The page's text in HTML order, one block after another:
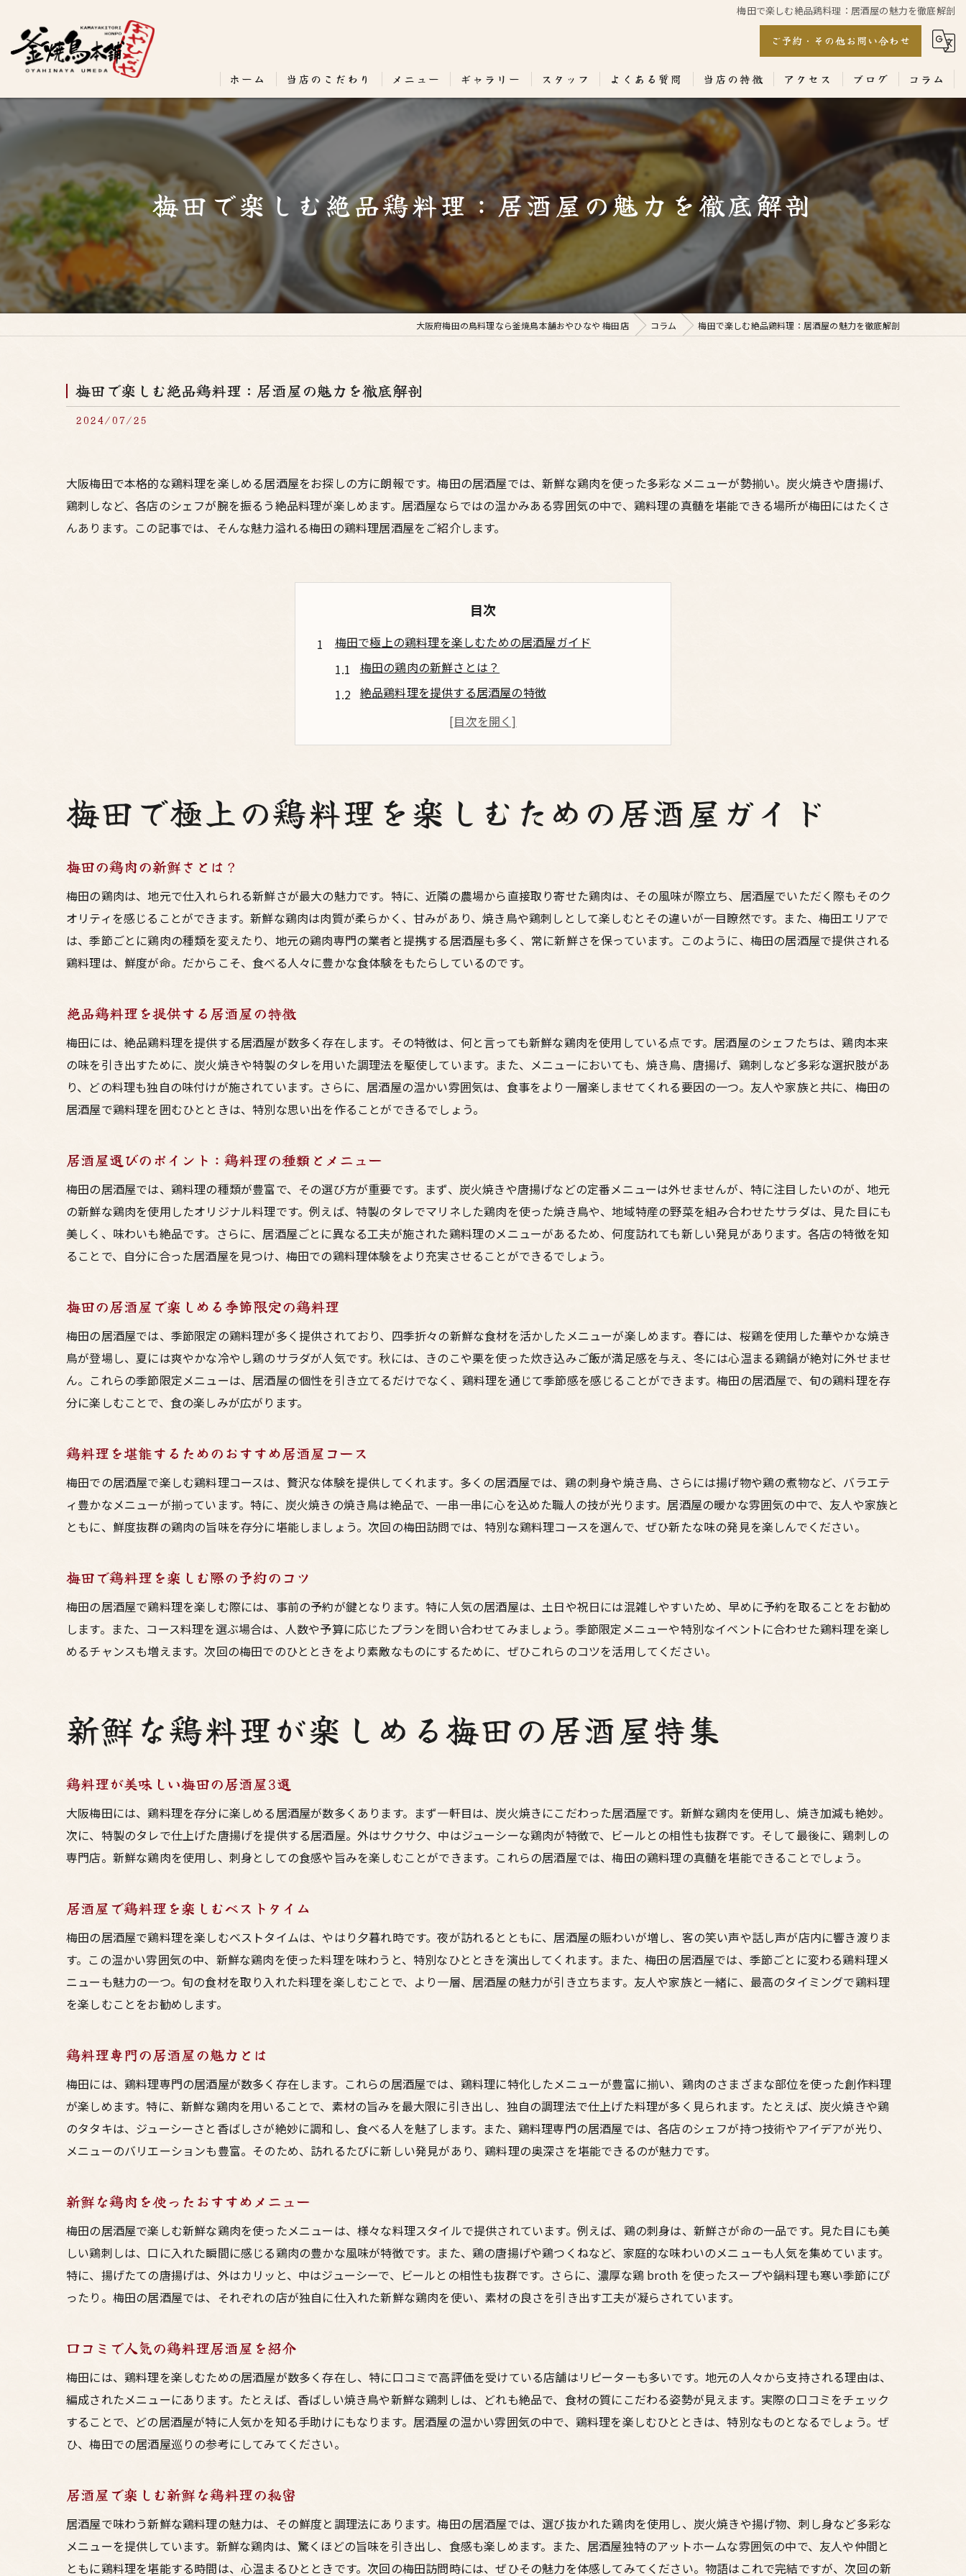
梅田で楽しむ絶品鶏料理：居酒屋の魅力を徹底解剖
ご予約・その他お問い合わせ
ホーム 当店のこだわり メニュー ギャラリー スタッフ よくある質問 当店の特徴
居酒屋
専門店
ランチ
テイクアウト
コース
アクセス ブログ コラム
梅田で楽しむ絶品鶏料理：居酒屋の魅力を徹底解剖
大阪府梅田の鳥料理なら釜焼鳥本舗おやひなや 梅田店 コラム 梅田で楽しむ絶品鶏料理：居酒屋の魅力を徹底解剖
梅田で楽しむ絶品鶏料理：居酒屋の魅力を徹底解剖
2024/07/25
大阪梅田で本格的な鶏料理を楽しめる居酒屋をお探しの方に朗報です。梅田の居酒屋では、新鮮な鶏肉を使った多彩なメニューが勢揃い。炭火焼きや唐揚げ、
鶏刺しなど、各店のシェフが腕を振るう絶品料理が楽しめます。居酒屋ならではの温かみある雰囲気の中で、鶏料理の真髄を堪能できる場所が梅田にはたくさ
んあります。この記事では、そんな魅力溢れる梅田の鶏料理居酒屋をご紹介します。
目次
梅田で極上の鶏料理を楽しむための居酒屋ガイド
梅田の鶏肉の新鮮さとは？
絶品鶏料理を提供する居酒屋の特徴
居酒屋選びのポイント：鶏料理の種類とメニュー
梅田の居酒屋で楽しめる季節限定の鶏料理
新鮮な鶏料理が楽しめる梅田の居酒屋特集
鶏料理専門の居酒屋の魅力とは
新鮮な鶏肉を使ったおすすめメニュー
口コミで人気の鶏料理居酒屋を紹介
居酒屋で楽しむ新鮮な鶏料理の秘密
新鮮な鶏刺しの魅力を探る
梅田の居酒屋で楽しめる鶏料理のバリエーション
鶏料理と日本酒やビールの相性
鶏料理に合う居酒屋のサイドメニュー紹介
梅田の居酒屋で鶏料理を満喫するためのポイント
居酒屋選びで失敗しないためのポイント
おすすめの鶏料理を楽しむための時間帯
季節ごとのおすすめ鶏料理メニュー
居酒屋で味わう梅田の絶品鶏料理の秘密
鶏料理の美味しさの秘訣とは？
シェフが語る鶏料理のこだわり
鶏料理と合わせるお酒の楽しみ方
梅田の居酒屋で楽しむ絶品鶏料理とその魅力
居酒屋での鶏料理の楽しみ方
鶏料理と食材の相性を探る
居酒屋の雰囲気が鶏料理を引き立てる理由
鶏料理が自慢の居酒屋一覧
各居酒屋のおすすめ鶏料理メニュー
予約必須の人気鶏料理居酒屋
初めて訪れる方におすすめの居酒屋
シェフが語る本格鶏料理のこだわり
居酒屋で楽しむ本格鶏料理の調理法
梅田で極上の鶏料理を楽しむための居酒屋ガイド
梅田の鶏肉の新鮮さとは？
梅田の鶏肉は、地元で仕入れられる新鮮さが最大の魅力です。特に、近隣の農場から直接取り寄せた鶏肉は、その風味が際立ち、居酒屋でいただく際もそのク
オリティを感じることができます。新鮮な鶏肉は肉質が柔らかく、甘みがあり、焼き鳥や鶏刺しとして楽しむとその違いが一目瞭然です。また、梅田エリアで
は、季節ごとに鶏肉の種類を変えたり、地元の鶏肉専門の業者と提携する居酒屋も多く、常に新鮮さを保っています。このように、梅田の居酒屋で提供される
鶏料理は、鮮度が命。だからこそ、食べる人々に豊かな食体験をもたらしているのです。
絶品鶏料理を提供する居酒屋の特徴
梅田には、絶品鶏料理を提供する居酒屋が数多く存在します。その特徴は、何と言っても新鮮な鶏肉を使用している点です。居酒屋のシェフたちは、鶏肉本来
の味を引き出すために、炭火焼きや特製のタレを用いた調理法を駆使しています。また、メニューにおいても、焼き鳥、唐揚げ、鶏刺しなど多彩な選択肢があ
り、どの料理も独自の味付けが施されています。さらに、居酒屋の温かい雰囲気は、食事をより一層楽しませてくれる要因の一つ。友人や家族と共に、梅田の
居酒屋で鶏料理を囲むひとときは、特別な思い出を作ることができるでしょう。
居酒屋選びのポイント：鶏料理の種類とメニュー
梅田の居酒屋では、鶏料理の種類が豊富で、その選び方が重要です。まず、炭火焼きや唐揚げなどの定番メニューは外せませんが、特に注目したいのが、地元
の新鮮な鶏肉を使用したオリジナル料理です。例えば、特製のタレでマリネした鶏肉を使った焼き鳥や、地域特産の野菜を組み合わせたサラダは、見た目にも
美しく、味わいも絶品です。さらに、居酒屋ごとに異なる工夫が施された鶏料理のメニューがあるため、何度訪れても新しい発見があります。各店の特徴を知
ることで、自分に合った居酒屋を見つけ、梅田での鶏料理体験をより充実させることができるでしょう。
梅田の居酒屋で楽しめる季節限定の鶏料理
梅田の居酒屋では、季節限定の鶏料理が多く提供されており、四季折々の新鮮な食材を活かしたメニューが楽しめます。春には、桜鶏を使用した華やかな焼き
鳥が登場し、夏には爽やかな冷やし鶏のサラダが人気です。秋には、きのこや栗を使った炊き込みご飯が満足感を与え、冬には心温まる鶏鍋が絶対に外せませ
ん。これらの季節限定メニューは、居酒屋の個性を引き立てるだけでなく、鶏料理を通じて季節感を感じることができます。梅田の居酒屋で、旬の鶏料理を存
分に楽しむことで、食の楽しみが広がります。
鶏料理を堪能するためのおすすめ居酒屋コース
梅田での居酒屋で楽しむ鶏料理コースは、贅沢な体験を提供してくれます。多くの居酒屋では、鶏の刺身や焼き鳥、さらには揚げ物や鶏の煮物など、バラエテ
ィ豊かなメニューが揃っています。特に、炭火焼きの焼き鳥は絶品で、一串一串に心を込めた職人の技が光ります。居酒屋の暖かな雰囲気の中で、友人や家族と
ともに、鮮度抜群の鶏肉の旨味を存分に堪能しましょう。次回の梅田訪問では、特別な鶏料理コースを選んで、ぜひ新たな味の発見を楽しんでください。
梅田で鶏料理を楽しむ際の予約のコツ
梅田の居酒屋で鶏料理を楽しむ際には、事前の予約が鍵となります。特に人気の居酒屋は、土日や祝日には混雑しやすいため、早めに予約を取ることをお勧め
します。また、コース料理を選ぶ場合は、人数や予算に応じたプランを問い合わせてみましょう。季節限定メニューや特別なイベントに合わせた鶏料理を楽し
めるチャンスも増えます。次回の梅田でのひとときをより素敵なものにするために、ぜひこれらのコツを活用してください。
新鮮な鶏料理が楽しめる梅田の居酒屋特集
鶏料理が美味しい梅田の居酒屋3選
大阪梅田には、鶏料理を存分に楽しめる居酒屋が数多くあります。まず一軒目は、炭火焼きにこだわった居酒屋です。新鮮な鶏肉を使用し、焼き加減も絶妙。
次に、特製のタレで仕上げた唐揚げを提供する居酒屋。外はサクサク、中はジューシーな鶏肉が特徴で、ビールとの相性も抜群です。そして最後に、鶏刺しの
専門店。新鮮な鶏肉を使用し、刺身としての食感や旨みを楽しむことができます。これらの居酒屋では、梅田の鶏料理の真髄を堪能できることでしょう。
居酒屋で鶏料理を楽しむベストタイム
梅田の居酒屋で鶏料理を楽しむベストタイムは、やはり夕暮れ時です。夜が訪れるとともに、居酒屋の賑わいが増し、客の笑い声や話し声が店内に響き渡りま
す。この温かい雰囲気の中、新鮮な鶏肉を使った料理を味わうと、特別なひとときを演出してくれます。また、梅田の居酒屋では、季節ごとに変わる鶏料理メ
ニューも魅力の一つ。旬の食材を取り入れた料理を楽しむことで、より一層、居酒屋の魅力が引き立ちます。友人や家族と一緒に、最高のタイミングで鶏料理
を楽しむことをお勧めします。
鶏料理専門の居酒屋の魅力とは
梅田には、鶏料理専門の居酒屋が数多く存在します。これらの居酒屋では、鶏料理に特化したメニューが豊富に揃い、鶏肉のさまざまな部位を使った創作料理
が楽しめます。特に、新鮮な鶏肉を用いることで、素材の旨みを最大限に引き出し、独自の調理法で仕上げた料理が多く見られます。たとえば、炭火焼きや鶏
のタタキは、ジューシーさと香ばしさが絶妙に調和し、食べる人を魅了します。また、鶏料理専門の居酒屋では、各店のシェフが持つ技術やアイデアが光り、
メニューのバリエーションも豊富。そのため、訪れるたびに新しい発見があり、鶏料理の奥深さを堪能できるのが魅力です。
新鮮な鶏肉を使ったおすすめメニュー
梅田の居酒屋で楽しむ新鮮な鶏肉を使ったメニューは、様々な料理スタイルで提供されています。例えば、鶏の刺身は、新鮮さが命の一品です。見た目にも美
しい鶏刺しは、口に入れた瞬間に感じる鶏肉の豊かな風味が特徴です。また、鶏の唐揚げや鶏つくねなど、家庭的な味わいのメニューも人気を集めています。
特に、揚げたての唐揚げは、外はカリッと、中はジューシーで、ビールとの相性も抜群です。さらに、濃厚な鶏 broth を使ったスープや鍋料理も寒い季節にぴ
ったり。梅田の居酒屋では、それぞれの店が独自に仕入れた新鮮な鶏肉を使い、素材の良さを引き出す工夫が凝らされています。
口コミで人気の鶏料理居酒屋を紹介
梅田には、鶏料理を楽しむための居酒屋が数多く存在し、特に口コミで高評価を受けている店舗はリピーターも多いです。地元の人々から支持される理由は、
編成されたメニューにあります。たとえば、香ばしい焼き鳥や新鮮な鶏刺しは、どれも絶品で、食材の質にこだわる姿勢が見えます。実際の口コミをチェック
することで、どの居酒屋が特に人気かを知る手助けにもなります。居酒屋の温かい雰囲気の中で、鶏料理を楽しむひとときは、特別なものとなるでしょう。ぜ
ひ、梅田での居酒屋巡りの参考にしてみてください。
居酒屋で楽しむ新鮮な鶏料理の秘密
居酒屋で味わう新鮮な鶏料理の魅力は、その鮮度と調理法にあります。梅田の居酒屋では、選び抜かれた鶏肉を使用し、炭火焼きや揚げ物、刺し身など多彩な
メニューを提供しています。新鮮な鶏肉は、驚くほどの旨味を引き出し、食感も楽しめます。また、居酒屋独特のアットホームな雰囲気の中で、友人や仲間と
ともに鶏料理を堪能する時間は、心温まるひとときです。次回の梅田訪問時には、ぜひその魅力を体感してみてください。物語はこれで完結ですが、次回の新